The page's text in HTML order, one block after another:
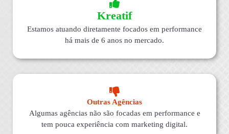
Kreatif
Estamos atuando diretamente focados em performance
há mais de 6 anos no mercado.
Outras Agências
Algumas agências não são focadas em performance e
tem pouca experiência com marketing digital.